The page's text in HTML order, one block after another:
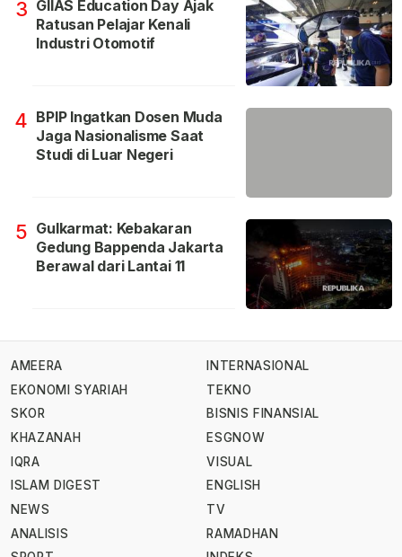
3 GIIAS Education Day Ajak
Ratusan Pelajar Kenali
Industri Otomotif
4 BPIP Ingatkan Dosen Muda
Jaga Nasionalisme Saat
Studi di Luar Negeri
5 Gulkarmat: Kebakaran
Gedung Bappenda Jakarta
Berawal dari Lantai 11
AMEERA
EKONOMI SYARIAH
SKOR
KHAZANAH
IQRA
ISLAM DIGEST
NEWS
ANALISIS
INTERNASIONAL
TEKNO
BISNIS FINANSIAL
ESGNOW
VISUAL
ENGLISH
TV
RAMADHAN